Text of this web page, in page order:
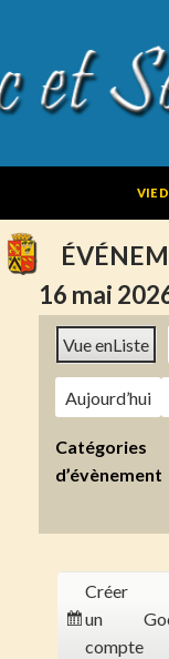
VIE
16 mai
Vue enListe
Aujourd’hui
Catégories
d’évènement
Créer
un
compte